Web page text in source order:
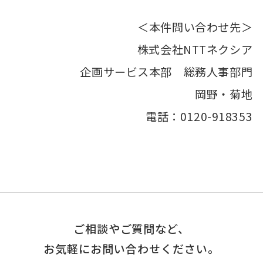
＜本件問い合わせ先＞
株式会社NTTネクシア
企画サービス本部 総務人事部門
岡野・菊地
電話：0120-918353
ご相談やご質問など、
お気軽にお問い合わせください。